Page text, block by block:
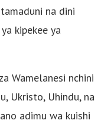
na dini
kipekee ya
Wamelanesi nchini
Ukristo, Uhindu, na
adimu wa kuishi